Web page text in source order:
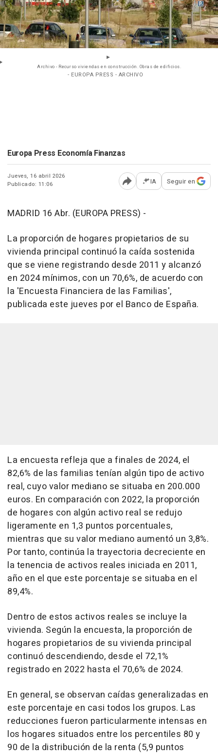
Archivo - Recurso viviendas en construcción. Obras de edificios.
- EUROPA PRESS - ARCHIVO
Europa Press Economía Finanzas
Jueves, 16 abril 2026
Publicado: 11:06
Abrir opciones para
IA Seguir en
MADRID 16 Abr. (EUROPA PRESS) -
La proporción de hogares propietarios de su
vivienda principal continuó la caída sostenida
que se viene registrando desde 2011 y alcanzó
en 2024 mínimos, con un 70,6%, de acuerdo con
la 'Encuesta Financiera de las Familias',
publicada este jueves por el Banco de España.
La encuesta refleja que a finales de 2024, el
82,6% de las familias tenían algún tipo de activo
real, cuyo valor mediano se situaba en 200.000
euros. En comparación con 2022, la proporción
de hogares con algún activo real se redujo
ligeramente en 1,3 puntos porcentuales,
mientras que su valor mediano aumentó un 3,8%.
Por tanto, continúa la trayectoria decreciente en
la tenencia de activos reales iniciada en 2011,
año en el que este porcentaje se situaba en el
89,4%.
Dentro de estos activos reales se incluye la
vivienda. Según la encuesta, la proporción de
hogares propietarios de su vivienda principal
continuó descendiendo, desde el 72,1%
registrado en 2022 hasta el 70,6% de 2024.
En general, se observan caídas generalizadas en
este porcentaje en casi todos los grupos. Las
reducciones fueron particularmente intensas en
los hogares situados entre los percentiles 80 y
90 de la distribución de la renta (5,9 puntos